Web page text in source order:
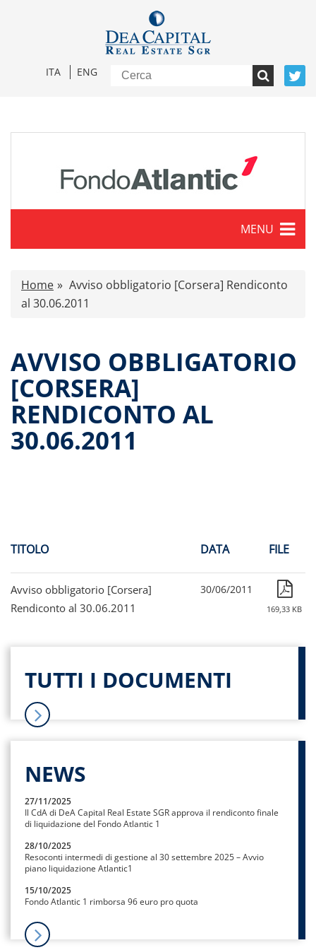
ITA ENG
MENU
Caratteristiche
Comunicati stampa
Documenti di offerta
Relazioni di gestione e Resoconti intermedi
Governance
Assemblee
Proroga del fondo
Home
Avviso obbligatorio [Corsera] Rendiconto
al 30.06.2011
AVVISO OBBLIGATORIO
[CORSERA]
RENDICONTO AL
30.06.2011
TITOLO DATA FILE
Avviso obbligatorio [Corsera]
Rendiconto al 30.06.2011
30/06/2011
169,33 KB
TUTTI I DOCUMENTI
NEWS
27/11/2025
Il CdA di DeA Capital Real Estate SGR approva il rendiconto finale
di liquidazione del Fondo Atlantic 1
28/10/2025
Resoconti intermedi di gestione al 30 settembre 2025 – Avvio
piano liquidazione Atlantic1
15/10/2025
Fondo Atlantic 1 rimborsa 96 euro pro quota